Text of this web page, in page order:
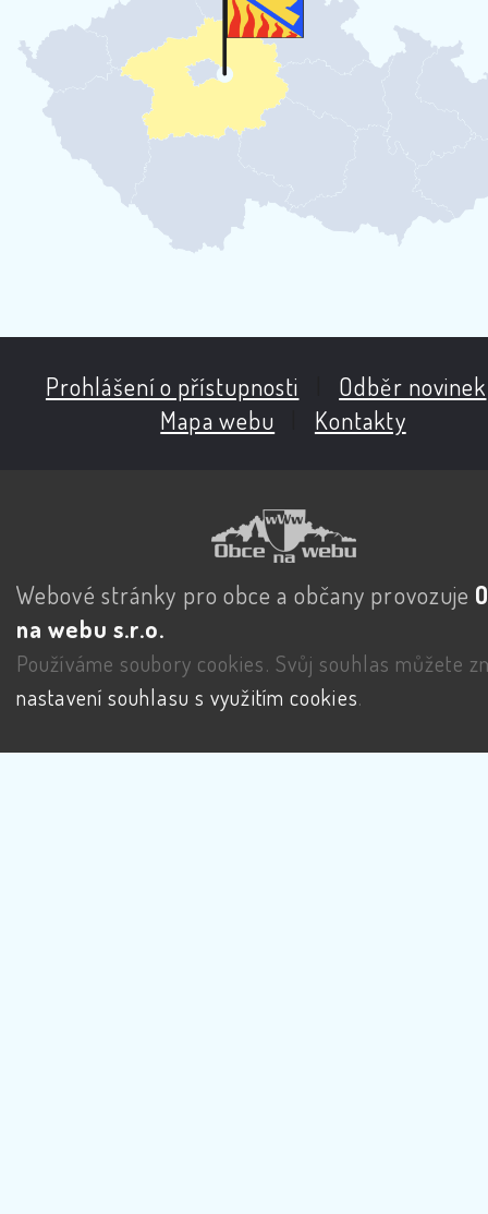
Prohlášení o přístupnosti Odběr novinek
Mapa webu
Kontakty
Webové stránky pro obce a občany provozuje
na webu s.r.o.
Používáme soubory cookies. Svůj souhlas můžete
nastavení souhlasu s využitím cookies.